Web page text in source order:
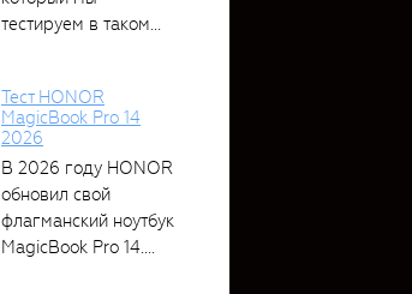
тестируем в таком...
Тест HONOR
MagicBook Pro 14
2026
В 2026 году HONOR
обновил свой
флагманский ноутбук
MagicBook Pro 14....